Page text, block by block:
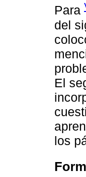
Para
del
El
los